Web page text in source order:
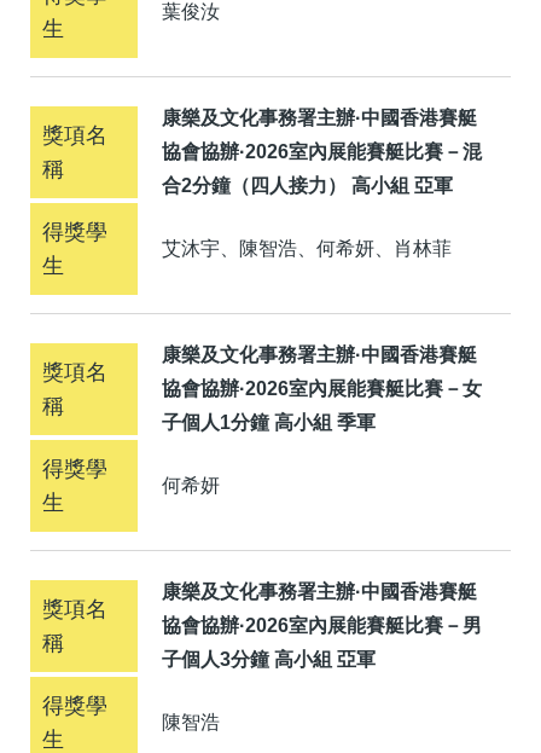
葉俊汝
康樂及文化事務署主辦·中國香港賽艇
協會協辦·2026室內展能賽艇比賽－混
合2分鐘（四人接力） 高小組 亞軍
艾沐宇、陳智浩、何希妍、肖林菲
康樂及文化事務署主辦·中國香港賽艇
協會協辦·2026室內展能賽艇比賽－女
子個人1分鐘 高小組 季軍
何希妍
康樂及文化事務署主辦·中國香港賽艇
協會協辦·2026室內展能賽艇比賽－男
子個人3分鐘 高小組 亞軍
陳智浩